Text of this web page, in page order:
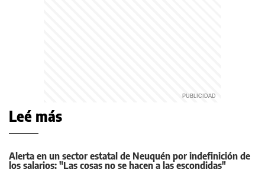
Leé más
Alerta en un sector estatal de Neuquén por indefinición de
los salarios: "Las cosas no se hacen a las escondidas"